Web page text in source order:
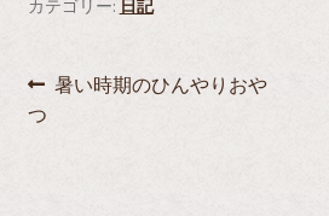
カテゴリー: 日記
投
稿
前
暑い時期のひんやりおや
つ